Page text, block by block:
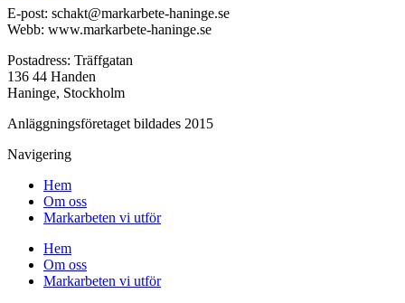
E-post: schakt@markarbete-haninge.se
Webb: www.markarbete-haninge.se
Postadress: Träffgatan
136 44 Handen
Haninge, Stockholm
Anläggningsföretaget bildades 2015
Navigering
Hem
Om oss
Markarbeten vi utför
Hem
Om oss
Markarbeten vi utför